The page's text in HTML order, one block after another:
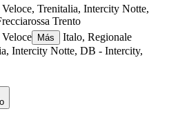
Trenitalia, Intercity Notte,
Trento
Más
Italo, Regionale
Intercity Notte, DB - Intercity,